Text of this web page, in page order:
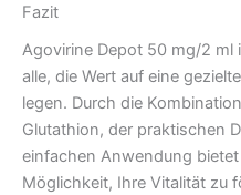
Fazit
Agovirine Depot 50 mg/2 ml
alle, die Wert auf eine
legen. Durch die
Glutathion, der praktischen
einfachen Anwendung
Möglichkeit, Ihre Vitalität zu